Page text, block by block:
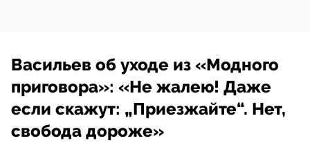
Васильев об уходе из «Модного
приговора»: «Не жалею! Даже
если скажут: „Приезжайте“. Нет,
свобода дороже»